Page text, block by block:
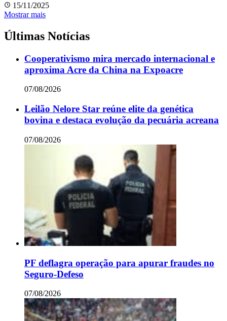
15/11/2025
Mostrar mais
Últimas Notícias
Cooperativismo mira mercado internacional e
aproxima Acre da China na Expoacre
07/08/2026
Leilão Nelore Star reúne elite da genética
bovina e destaca evolução da pecuária acreana
07/08/2026
PF deflagra operação para apurar fraudes no
Seguro-Defeso
07/08/2026